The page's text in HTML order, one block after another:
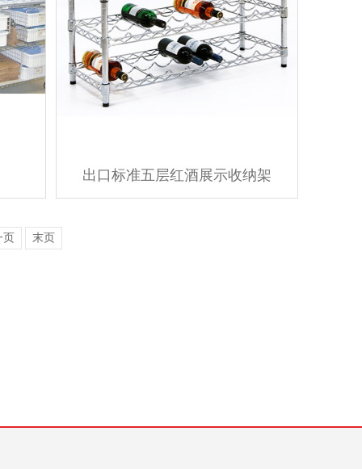
出口标准五层红酒展示收纳架
末页